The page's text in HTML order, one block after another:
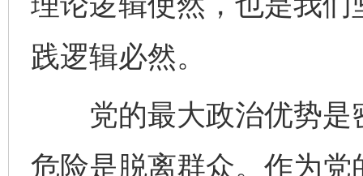
践逻辑必然。
党的最大政治优势是
危险是脱离群众。作为